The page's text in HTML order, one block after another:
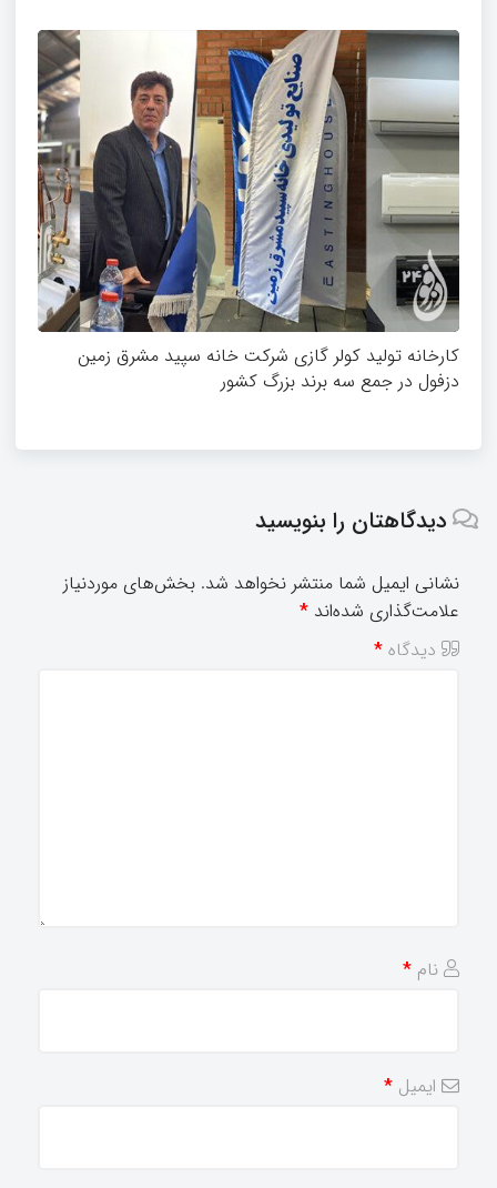
کارخانه تولید کولر گازی شرکت خانه سپید مشرق زمین
دزفول در جمع سه برند بزرگ کشور
دیدگاهتان را بنویسید
نشانی ایمیل شما منتشر نخواهد شد. بخش‌های موردنیاز
علامت‌گذاری شده‌اند *
دیدگاه *
نام *
ایمیل *